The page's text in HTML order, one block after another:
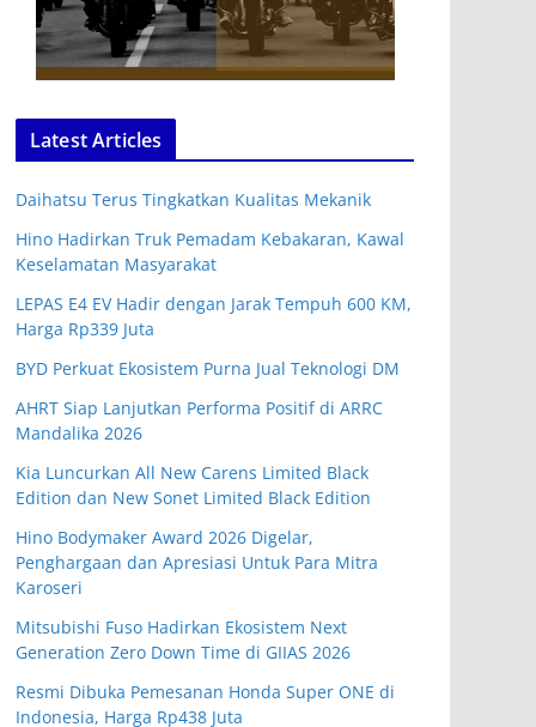
Latest Articles
Daihatsu Terus Tingkatkan Kualitas Mekanik
Hino Hadirkan Truk Pemadam Kebakaran, Kawal
Keselamatan Masyarakat
LEPAS E4 EV Hadir dengan Jarak Tempuh 600 KM,
Harga Rp339 Juta
BYD Perkuat Ekosistem Purna Jual Teknologi DM
AHRT Siap Lanjutkan Performa Positif di ARRC
Mandalika 2026
Kia Luncurkan All New Carens Limited Black
Edition dan New Sonet Limited Black Edition
Hino Bodymaker Award 2026 Digelar,
Penghargaan dan Apresiasi Untuk Para Mitra
Karoseri
Mitsubishi Fuso Hadirkan Ekosistem Next
Generation Zero Down Time di GIIAS 2026
Resmi Dibuka Pemesanan Honda Super ONE di
Indonesia, Harga Rp438 Juta